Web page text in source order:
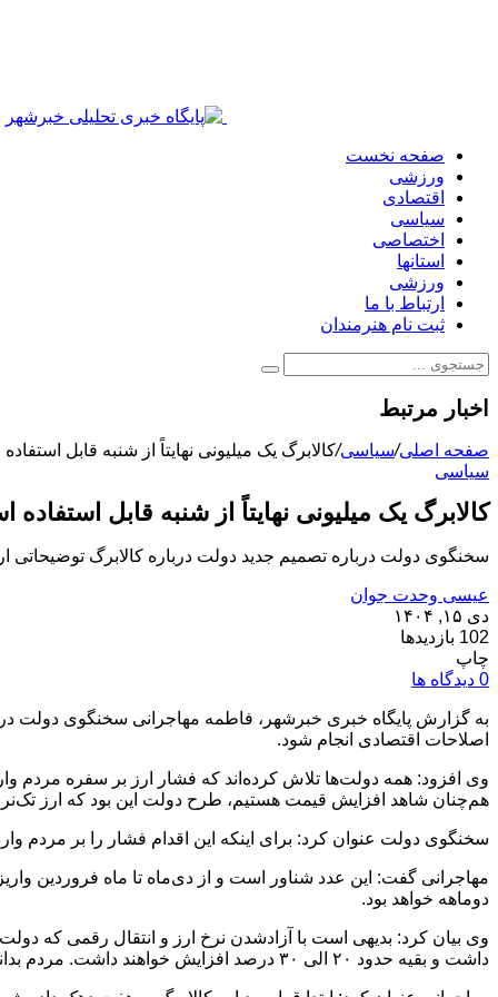
صفحه نخست
ورزشی
اقتصادی
سیاسی
اختصاصی
استانها
ورزشی
ارتباط با ما
ثبت نام هنرمندان
اخبار مرتبط
صفحه اصلی/سیاسی/کالابرگ یک میلیونی نهایتاً از شنبه قابل
سیاسی
کالابرگ یک میلیونی نهایتاً از شنبه قابل
سخنگوی دولت درباره تصمیم جدید دولت درباره کالابرگ توضیحاتی
عیسی وحدت جوان
دی ۱۵, ۱۴۰۴
102 بازدیدها
چاپ
0 دیدگاه ها
به گزارش پایگاه خبری خبرشهر‌، فاطمه مهاجرانی سخنگوی دولت در
اصلاحات اقتصادی انجام شود.
هم‌چنان شاهد افزایش قیمت هستیم، طرح دولت این بود که ارز
سخنگوی دولت عنوان کرد: برای اینکه این اقدام فشار را بر مردم
مهاجرانی گفت: این عدد شناور است و از دی‌ماه تا ماه فروردین
دوماهه خواهد بود.
وی بیان کرد: بدیهی است با آزادشدن نرخ ارز و انتقال رقمی که
داشت و بقیه حدود ۲۰ الی ۳۰ درصد افزایش خواهند داشت. مردم بدانند که رقمِ این افزایش، پیشاپیش پرداخت شده است.